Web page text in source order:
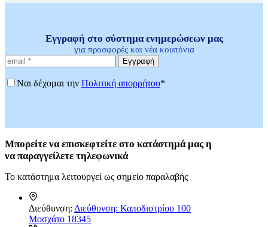
Εγγραφή στο σύστημα ενημερώσεων μας
για προσφορές και νέα κουπόνια
Εγγραφή
Ναι δέχομαι την Πολιτική απορρήτου*
Μπορείτε να επισκεφτείτε στο κατάστημά μας η
ναπαραγγείλετε τηλεφωνικά
Το κατάστημα λειτουργεί ως σημείο παραλαβής
Διεύθυνση: Διεύθυνση: Καποδιστρίου 100
Μοσχάτο 18345